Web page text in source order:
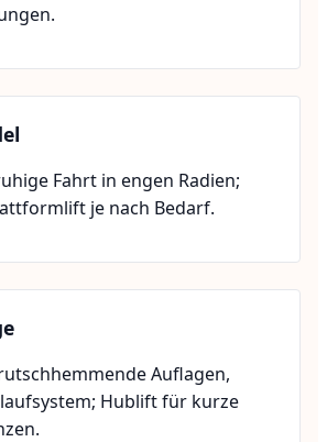
Fahrt in engen Radien;
je nach Bedarf.
Auflagen,
Hublift für kurze